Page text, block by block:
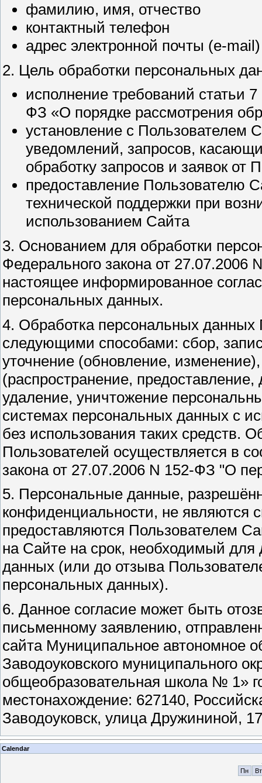
фамилию, имя, отчество
контактный телефон
адрес электронной почты (e-mail)
2. Цель обработки персональных
исполнение требований статьи
ФЗ «О порядке рассмотрения
установление с Пользователем
уведомлений, запросов,
обработку запросов и заявок от
предоставление Пользователю
технической поддержки при
использованием Сайта
3. Основанием для обработки
Федерального закона от
настоящее информированное
персональных данных.
4. Обработка персональных данных
следующими способами: сбор,
уточнение (обновление,
(распространение,
удаление, уничтожение
системах персональных данных с
без использования таких средств.
Пользователей осуществляется в
закона от 27.07.2006 N 152-ФЗ "О
5. Персональные данные,
конфиденциальности, не являются
предоставляются Пользователем
на Сайте на срок, необходимый
данных (или до отзыва
персональных данных).
6. Данное согласие может быть
письменному заявлению,
сайта Муниципальное автономное
Заводоуковского муниципального
общеобразовательная школа № 1»
местонахождение: 627140,
Заводоуковск, улица Дружининой,
Calendar
Пн
Вт